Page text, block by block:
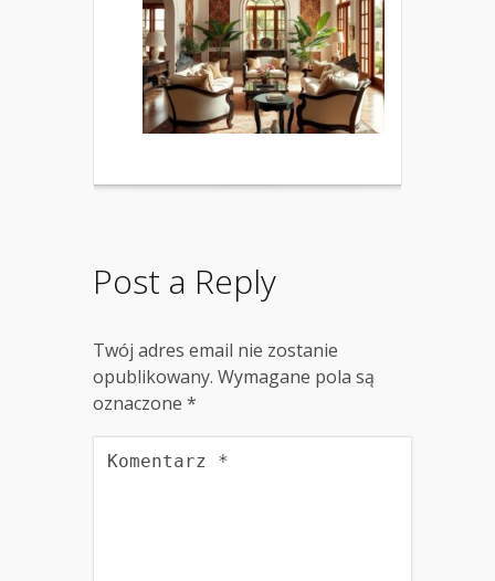
Post a Reply
Twój adres email nie zostanie
opublikowany. Wymagane pola są
oznaczone *